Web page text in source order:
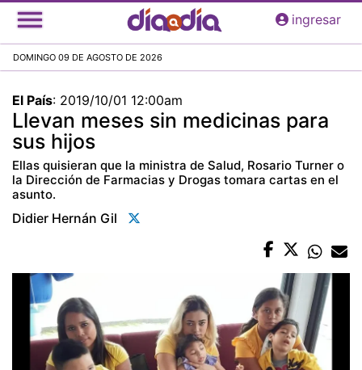
Pasar
al
principal
ingresar
DOMINGO 09 DE AGOSTO DE 2026
El País: 2019/10/01 12:00am
Llevan meses sin medicinas para
sus hijos
Ellas quisieran que la ministra de Salud, Rosario Turner o
la Dirección de Farmacias y Drogas tomara cartas en el
asunto.
Didier Hernán Gil